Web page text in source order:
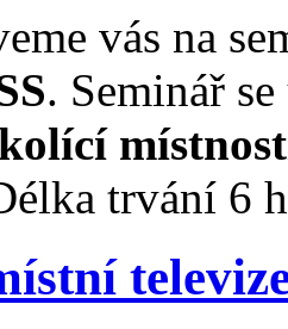
vás na
. Seminář
trvání 6